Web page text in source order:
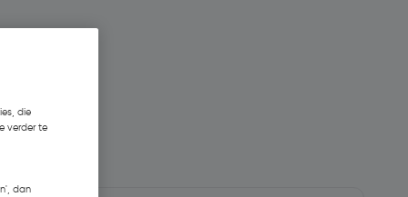
die
verder te
dan